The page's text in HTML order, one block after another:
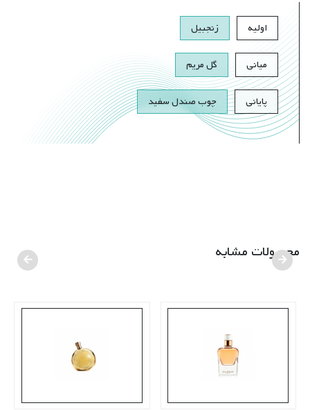
اولیه زنجبیل
میانی گل مریم
پایانی چوب صندل سفید
محصولات مشابه